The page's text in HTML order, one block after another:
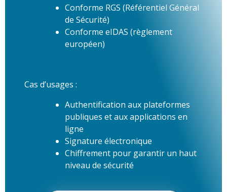
Conforme RGS (Référentiel Général
de Sécurité)
Conforme eIDAS (règlement
européen)
Cas d’usages :
Authentification aux plateformes
publiques et aux applications en
ligne
Signature électronique
Chiffrement pour garantir un haut
niveau de sécurité